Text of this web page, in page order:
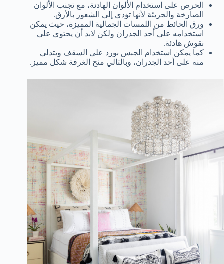
الحرص على استخدام الألوان الهادئة، مع تجنب الألوان
الصارخة والجريئة لأنها تؤدي إلى الشعور بالأرق.
ورق الحائط من اللمسات الجمالية المميزة، حيث يمكن
استخدامه على أحد الجدران ولكن لابد أن يحتوي على
نقوش هادئة.
كما يمكن استخدام الجبس بورد على السقف ويتدلى
منه على أحد الجدران، وبالتالي منح الغرفة شكل مميز.